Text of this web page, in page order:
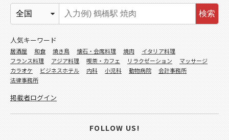
検索
人気キーワード
居酒屋 和食 焼き鳥 懐石・会席料理 焼肉
イタリア料理
フランス料理
アジア料理 喫茶・カフェ リラクゼーション
マッサージ
カラオケ
ビジネスホテル 内科 小児科 動物病院
会計事務所
法律事務所
掲載者ログイン
FOLLOW US!